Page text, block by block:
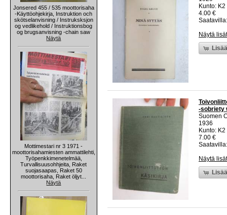
Jonsered 455 / 535 moottorisaha
-Käyttöohjekirja, Instruktion och
skötselanvisning / Instruksksjon
og vedlikehold / Instruktionsbog
og brugsanvisning -chain saw
Näytä
Mottimestari nr 3 1971 -
moottorisahamiesten ammattilehti,
Työpenkkimenetelmää,
Turvallisuusohhjeita, Raket
suojasaapas, Raket 50
moottorisaha, Raket öljyt...
Näytä
Kunto:
4.00 €
Näytä
-sobriety
Suomen
1936
Kunto:
7.00 €
Näytä